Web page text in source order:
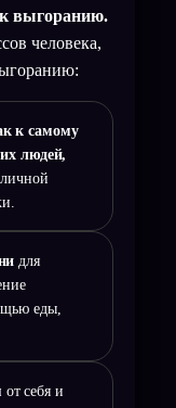
к выгоранию.
человека,
к самому
людей,
для
еды,
от себя и